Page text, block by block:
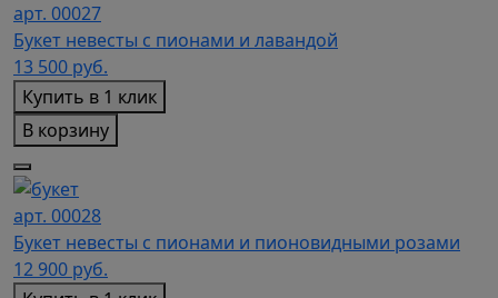
арт. 00027
Букет невесты с пионами и лавандой
13 500 руб.
Купить в 1 клик
В корзину
арт. 00028
Букет невесты с пионами и пионовидными розами
12 900 руб.